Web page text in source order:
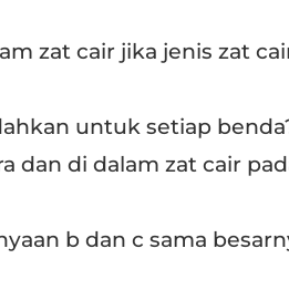
zat cair jika jenis zat
untuk setiap
dan di dalam zat cair
b dan c sama